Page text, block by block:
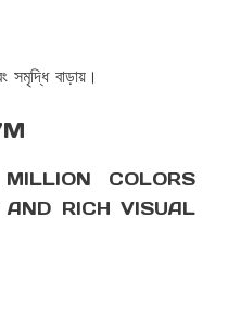
সমৃদ্ধি বাড়ায়।
COLORS
RICH VISUAL